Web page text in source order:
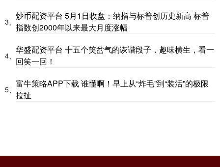
3、
炒币配资平台 5月1日收盘：纳指与标普创历史新高 标普
指数创2000年以来最大月度涨幅
4、
华盛配资平台 十五个笑岔气的诙谐段子，趣味横生，看一
回笑一回！
5、
富牛策略APP下载 谁懂啊！早上从“炸毛”到“装活”的极限
拉扯